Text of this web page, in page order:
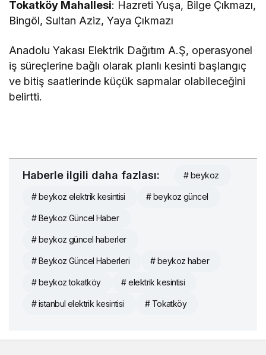
Tokatköy Mahallesi: Hazreti Yuşa, Bilge Çıkmazı,
Bingöl, Sultan Aziz, Yaya Çıkmazı
Anadolu Yakası Elektrik Dağıtım A.Ş, operasyonel
iş süreçlerine bağlı olarak planlı kesinti başlangıç
ve bitiş saatlerinde küçük sapmalar olabileceğini
belirtti.
Haberle ilgili daha fazlası: # beykoz
# beykoz elektrik kesintisi # beykoz güncel
# Beykoz Güncel Haber
# beykoz güncel haberler
# Beykoz Güncel Haberleri # beykoz haber
# beykoz tokatköy # elektrik kesintisi
# istanbul elektrik kesintisi # Tokatköy